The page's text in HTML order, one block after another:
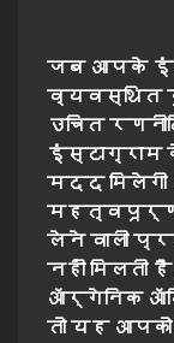
जब आपके
व्यवस्थित
उचित
इंस्टाग्राम
मदद
महत्वपूर्ण
लेने वाली
नहीं
ऑर्गेनिक
तो यह आपको